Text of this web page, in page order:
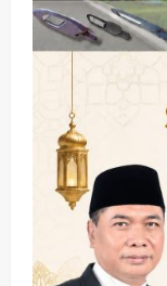
5